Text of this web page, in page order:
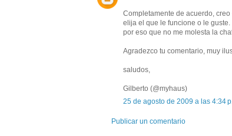
Completamente de acuerdo,
elija el que le funcione o le
por eso que no me molesta la
Agradezco tu comentario, muy
saludos,
Gilberto (@myhaus)
25 de agosto de 2009 a las 4:34
Publicar un comentario